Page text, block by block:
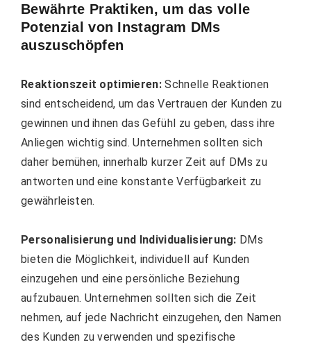
Bewährte Praktiken, um das volle
Potenzial von Instagram DMs
auszuschöpfen
Reaktionszeit optimieren: Schnelle Reaktionen
sind entscheidend, um das Vertrauen der Kunden zu
gewinnen und ihnen das Gefühl zu geben, dass ihre
Anliegen wichtig sind. Unternehmen sollten sich
daher bemühen, innerhalb kurzer Zeit auf DMs zu
antworten und eine konstante Verfügbarkeit zu
gewährleisten.
Personalisierung und Individualisierung: DMs
bieten die Möglichkeit, individuell auf Kunden
einzugehen und eine persönliche Beziehung
aufzubauen. Unternehmen sollten sich die Zeit
nehmen, auf jede Nachricht einzugehen, den Namen
des Kunden zu verwenden und spezifische